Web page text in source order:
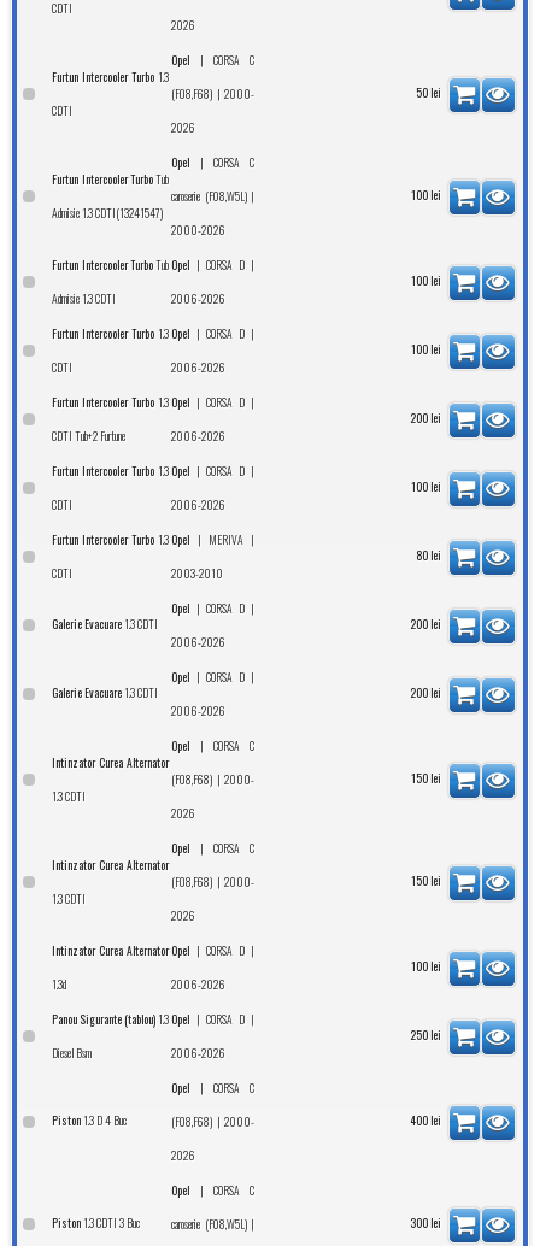
CDTI
2026
Furtun Intercooler Turbo 1.3
CDTI
Opel |CORSA C
(F08,F68) | 2000-
2026
50 lei
Furtun Intercooler TurboTub
Admisie 1.3 CDTI(13241547)
Opel |CORSA C
caroserie (F08,W5L)|
2000-2026
100 lei
Furtun Intercooler TurboTub
Admisie 1.3 CDTI
Opel | CORSA D |
2006-2026
100 lei
Furtun Intercooler Turbo 1.3
CDTI
Opel | CORSA D |
2006-2026
100 lei
Furtun Intercooler Turbo 1.3
CDTI Tub+2 Furtune
Opel | CORSA D |
2006-2026
200 lei
Furtun Intercooler Turbo 1.3
CDTI
Opel | CORSA D |
2006-2026
100 lei
Furtun Intercooler Turbo 1.3
CDTI
Opel | MERIVA |
2003-2010
80 lei
Galerie Evacuare 1.3 CDTI
Opel | CORSA D |
2006-2026
200 lei
Galerie Evacuare 1.3 CDTI
Opel | CORSA D |
2006-2026
200 lei
Intinzator Curea Alternator
1.3 CDTI
Opel |CORSA C
(F08,F68) | 2000-
2026
150 lei
Intinzator Curea Alternator
1.3 CDTI
Opel |CORSA C
(F08,F68) | 2000-
2026
150 lei
Intinzator Curea Alternator
1.3d
Opel | CORSA D |
2006-2026
100 lei
Panou Sigurante (tablou) 1.3
Diesel Bsm
Opel | CORSA D |
2006-2026
250 lei
Piston 1.3 D 4 Buc
Opel |CORSA C
(F08,F68) | 2000-
2026
400 lei
Piston 1.3 CDTI 3 Buc
Opel |CORSA C
caroserie (F08,W5L)|
300 lei